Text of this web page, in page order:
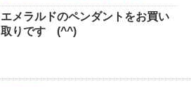
エメラルドのペンダントをお買い
取りです (^^)